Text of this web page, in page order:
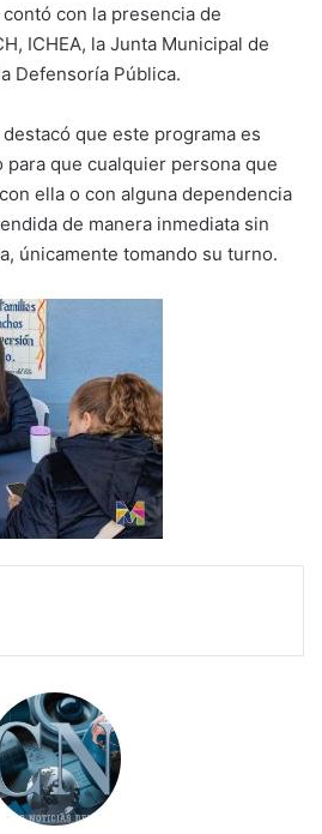
con la presencia de
ICHEA, la Junta Municipal de
Defensoría Pública.
que este programa es
para que cualquier persona que
ella o con alguna dependencia
de manera inmediata sin
únicamente tomando su turno.
por correo electrónico